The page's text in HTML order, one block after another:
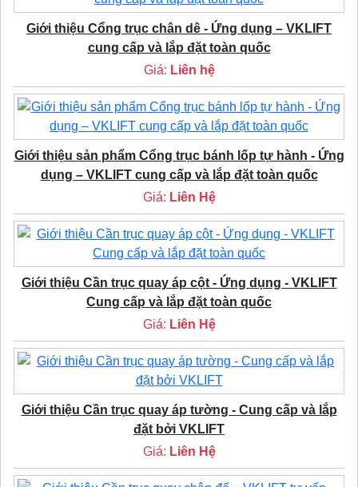
Giới thiệu Cổng trục chân dê - Ứng dụng – VKLIFT
cung cấp và lắp đặt toàn quốc
Giá: Liên hệ
Giới thiệu sản phẩm Cổng trục bánh lốp tự hành - Ứng
dụng – VKLIFT cung cấp và lắp đặt toàn quốc
Giá: Liên Hệ
Giới thiệu Cần trục quay áp cột - Ứng dụng - VKLIFT
Cung cấp và lắp đặt toàn quốc
Giá: Liên Hệ
Giới thiệu Cần trục quay áp tường - Cung cấp và lắp
đặt bởi VKLIFT
Giá: Liên Hệ